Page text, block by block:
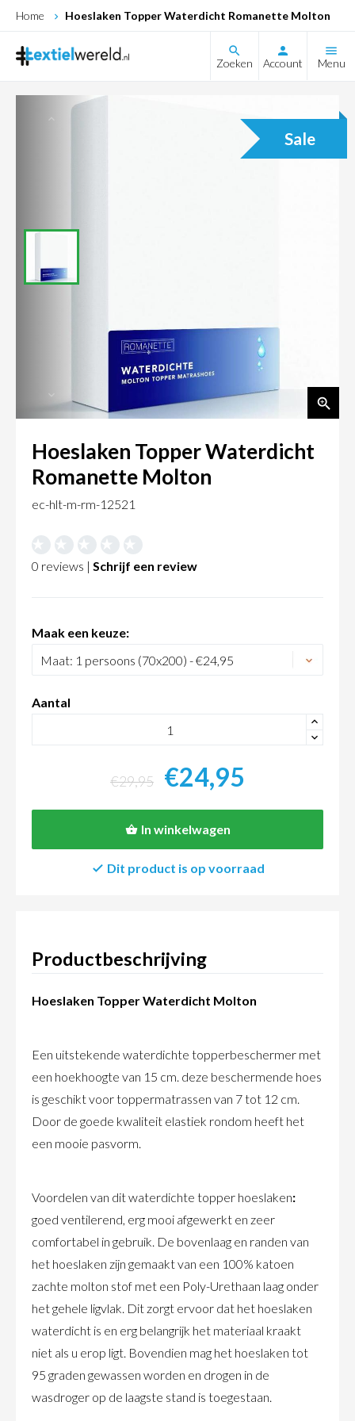
Home Hoeslaken Topper Waterdicht Romanette Molton
Zoeken Account Menu
Productbeschrijving
Hoeslaken Topper Waterdicht Molton
Een uitstekende waterdichte topperbeschermer met
een hoekhoogte van 15 cm. deze beschermende hoes
is geschikt voor toppermatrassen van 7 tot 12 cm.
Door de goede kwaliteit elastiek rondom heeft het
een mooie pasvorm.
Voordelen van dit waterdichte topper hoeslaken:
goed ventilerend, erg mooi afgewerkt en zeer
comfortabel in gebruik. De bovenlaag en randen van
het hoeslaken zijn gemaakt van een 100% katoen
zachte molton stof met een Poly-Urethaan laag onder
het gehele ligvlak. Dit zorgt ervoor dat het hoeslaken
waterdicht is en erg belangrijk het materiaal kraakt
niet als u erop ligt. Bovendien mag het hoeslaken tot
95 graden gewassen worden en drogen in de
wasdroger op de laagste stand is toegestaan.
Sale
Hoeslaken Topper Waterdicht
Romanette Molton
ec-hlt-m-rm-12521
0 reviews | Schrijf een review
Maak een keuze:
Aantal
+
-
€29,95 €24,95
In winkelwagen
Dit product is op voorraad